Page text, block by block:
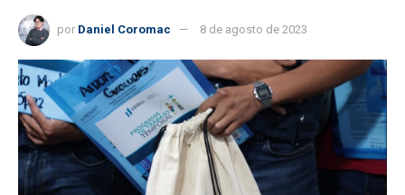
por Daniel Coromac 8 de agosto de 2023